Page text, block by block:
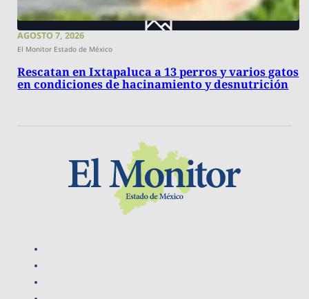
AGOSTO 7, 2026
El Monitor Estado de México
Rescatan en Ixtapaluca a 13 perros y varios gatos
en condiciones de hacinamiento y desnutrición